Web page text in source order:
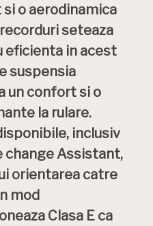
o aerodinamica
seteaza
eficienta in acest
suspensia
un confort si o
la rulare.
inclusiv
change Assistant,
orientarea catre
mod
Clasa E ca